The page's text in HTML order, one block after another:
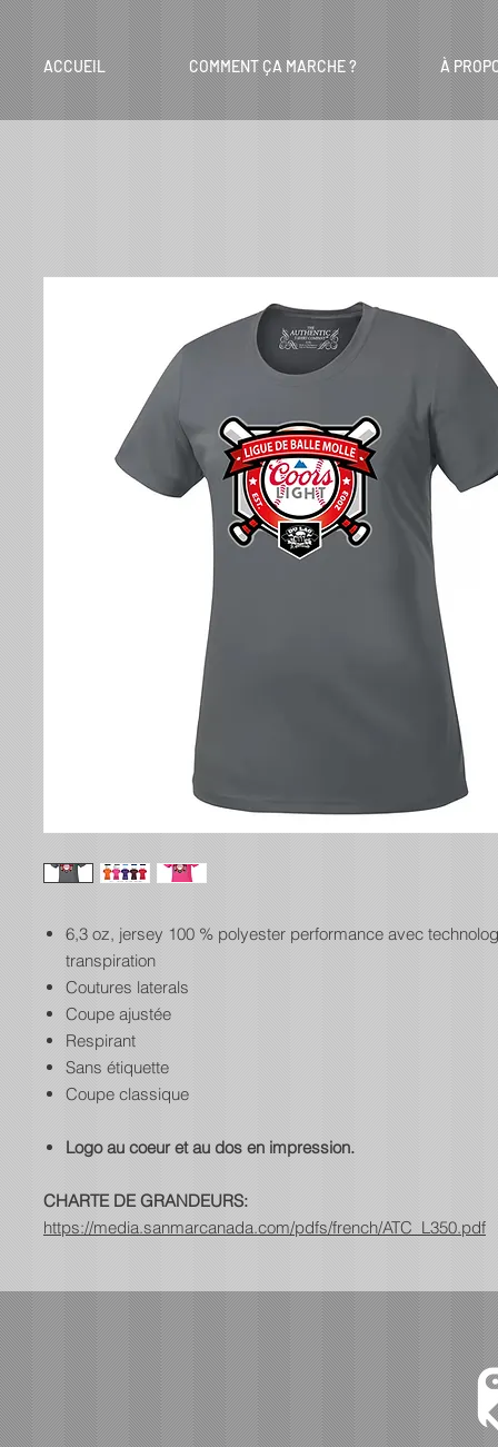
ACCUEIL COMMENT ÇA MARCHE ? À
6,3 oz, jersey 100 % polyester performance avec
transpiration
Coutures laterals
Coupe ajustée
Respirant
Sans étiquette
Coupe classique
Logo au coeur et au dos en impression.
CHARTE DE GRANDEURS:
https://media.sanmarcanada.com/pdfs/french/ATC_L350.pdf